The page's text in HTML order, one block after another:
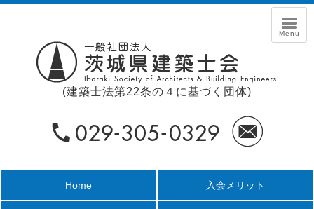
(建築士法第22条の４に基づく団体)
Home 入会メリット